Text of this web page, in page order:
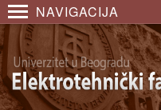
NAVIGACIJA